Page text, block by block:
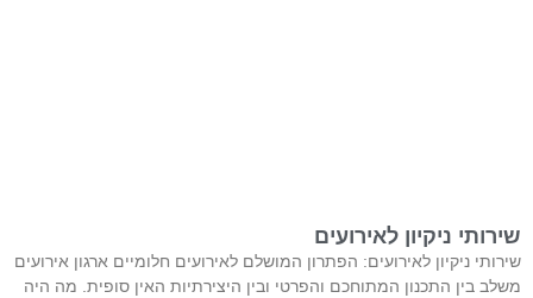
שירותי ניקיון לאירועים
שירותי ניקיון לאירועים: הפתרון המושלם לאירועים חלומיים ארגון אירועים
משלב בין התכנון המתוחכם והפרטי ובין היצירתיות האין סופית. מה היה